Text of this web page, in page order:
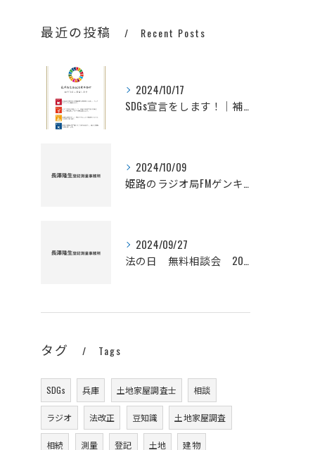
最近の投稿 Recent Posts
2024/10/17
SDGs宣言をします！｜補助者の呟き
2024/10/09
姫路のラジオ局FMゲンキで放送中の「調査士のモノサシ」令和6年10月放送分
2024/09/27
法の日 無料相談会 2024
タグ Tags
SDGs 兵庫 土地家屋調査士 相談
ラジオ 法改正 豆知識 土地家屋調査
相続 測量 登記 土地 建物